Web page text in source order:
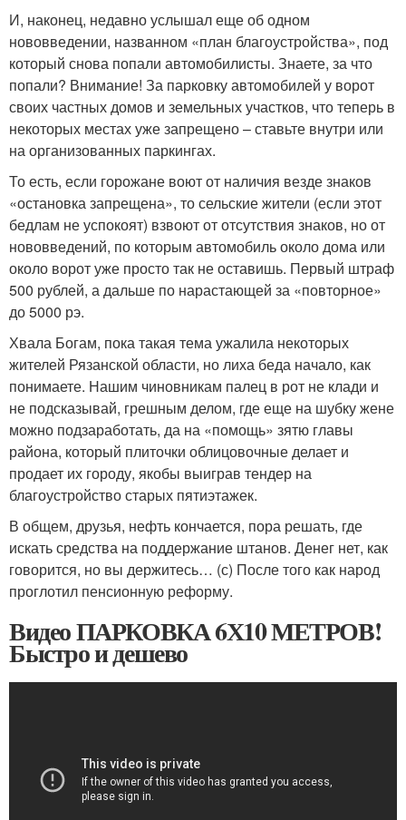
И, наконец, недавно услышал еще об одном
нововведении, названном «план благоустройства», под
который снова попали автомобилисты. Знаете, за что
попали? Внимание! За парковку автомобилей у ворот
своих частных домов и земельных участков, что теперь в
некоторых местах уже запрещено – ставьте внутри или
на организованных паркингах.
То есть, если горожане воют от наличия везде знаков
«остановка запрещена», то сельские жители (если этот
бедлам не успокоят) взвоют от отсутствия знаков, но от
нововведений, по которым автомобиль около дома или
около ворот уже просто так не оставишь. Первый штраф
500 рублей, а дальше по нарастающей за «повторное»
до 5000 рэ.
Хвала Богам, пока такая тема ужалила некоторых
жителей Рязанской области, но лиха беда начало, как
понимаете. Нашим чиновникам палец в рот не клади и
не подсказывай, грешным делом, где еще на шубку жене
можно подзаработать, да на «помощь» зятю главы
района, который плиточки облицовочные делает и
продает их городу, якобы выиграв тендер на
благоустройство старых пятиэтажек.
В общем, друзья, нефть кончается, пора решать, где
искать средства на поддержание штанов. Денег нет, как
говорится, но вы держитесь… (с) После того как народ
проглотил пенсионную реформу.
Видео ПАРКОВКА 6Х10 МЕТРОВ!
Быстро и дешево